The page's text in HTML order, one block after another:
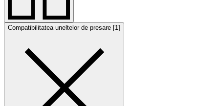
Compatibilitatea uneltelor de presare [1]